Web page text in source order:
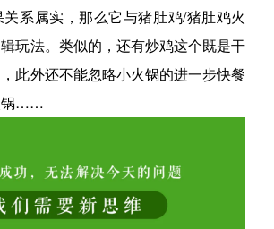
系属实，那么它与猪肚鸡/猪肚鸡火
玩法。类似的，还有炒鸡这个既是干
此外还不能忽略小火锅的进一步快餐
锅……